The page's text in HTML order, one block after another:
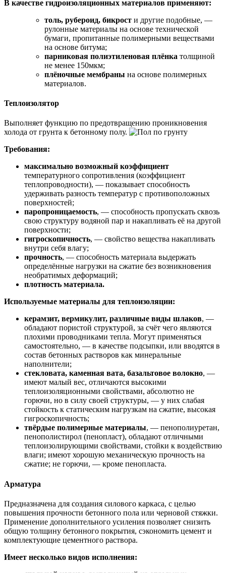
В качестве гидроизоляционных материалов применяют:
толь, рубероид, бикрост и другие подобные, —
рулонные материалы на основе технической
бумаги, пропитанные полимерными веществами
на основе битума;
парниковая полиэтиленовая плёнка толщиной
не менее 150мкм;
плёночные мембраны на основе полимерных
материалов.
Теплоизолятор
Выполняет функцию по предотвращению проникновения
холода от грунта к бетонному полу.
Требования:
максимально возможный коэффициент
температурного сопротивления (коэффициент
теплопроводности), — показывает способность
удерживать разность температур с противоположных
поверхностей;
паропроницаемость, — способность пропускать сквозь
свою структуру водяной пар и накапливать её на другой
поверхности;
гигроскопичность, — свойство вещества накапливать
внутри себя влагу;
прочность, — способность материала выдержать
определённые нагрузки на сжатие без возникновения
необратимых деформаций;
плотность материала.
Используемые материалы для теплоизоляции:
керамзит, вермикулит, различные виды шлаков, —
обладают пористой структурой, за счёт чего являются
плохими проводниками тепла. Могут применяться
самостоятельно, — в качестве подсыпки, или вводятся в
состав бетонных растворов как минеральные
наполнители;
стекловата, каменная вата, базальтовое волокно, —
имеют малый вес, отличаются высокими
теплоизоляционными свойствами, абсолютно не
горючи, но в силу своей структуры, — у них слабая
стойкость к статическим нагрузкам на сжатие, высокая
гигроскопичность;
твёрдые полимерные материалы, — пенополиуретан,
пенополистирол (пенопласт), обладают отличными
теплоизолирующими свойствами, стойки к воздействию
влаги; имеют хорошую механическую прочность на
сжатие; не горючи, — кроме пенопласта.
Арматура
Предназначена для создания силового каркаса, с целью
повышения прочности бетонного пола или черновой стяжки.
Применение дополнительного усиления позволяет снизить
общую толщину бетонного покрытия, сэкономить цемент и
комплектующие цементного раствора.
Имеет несколько видов исполнения: